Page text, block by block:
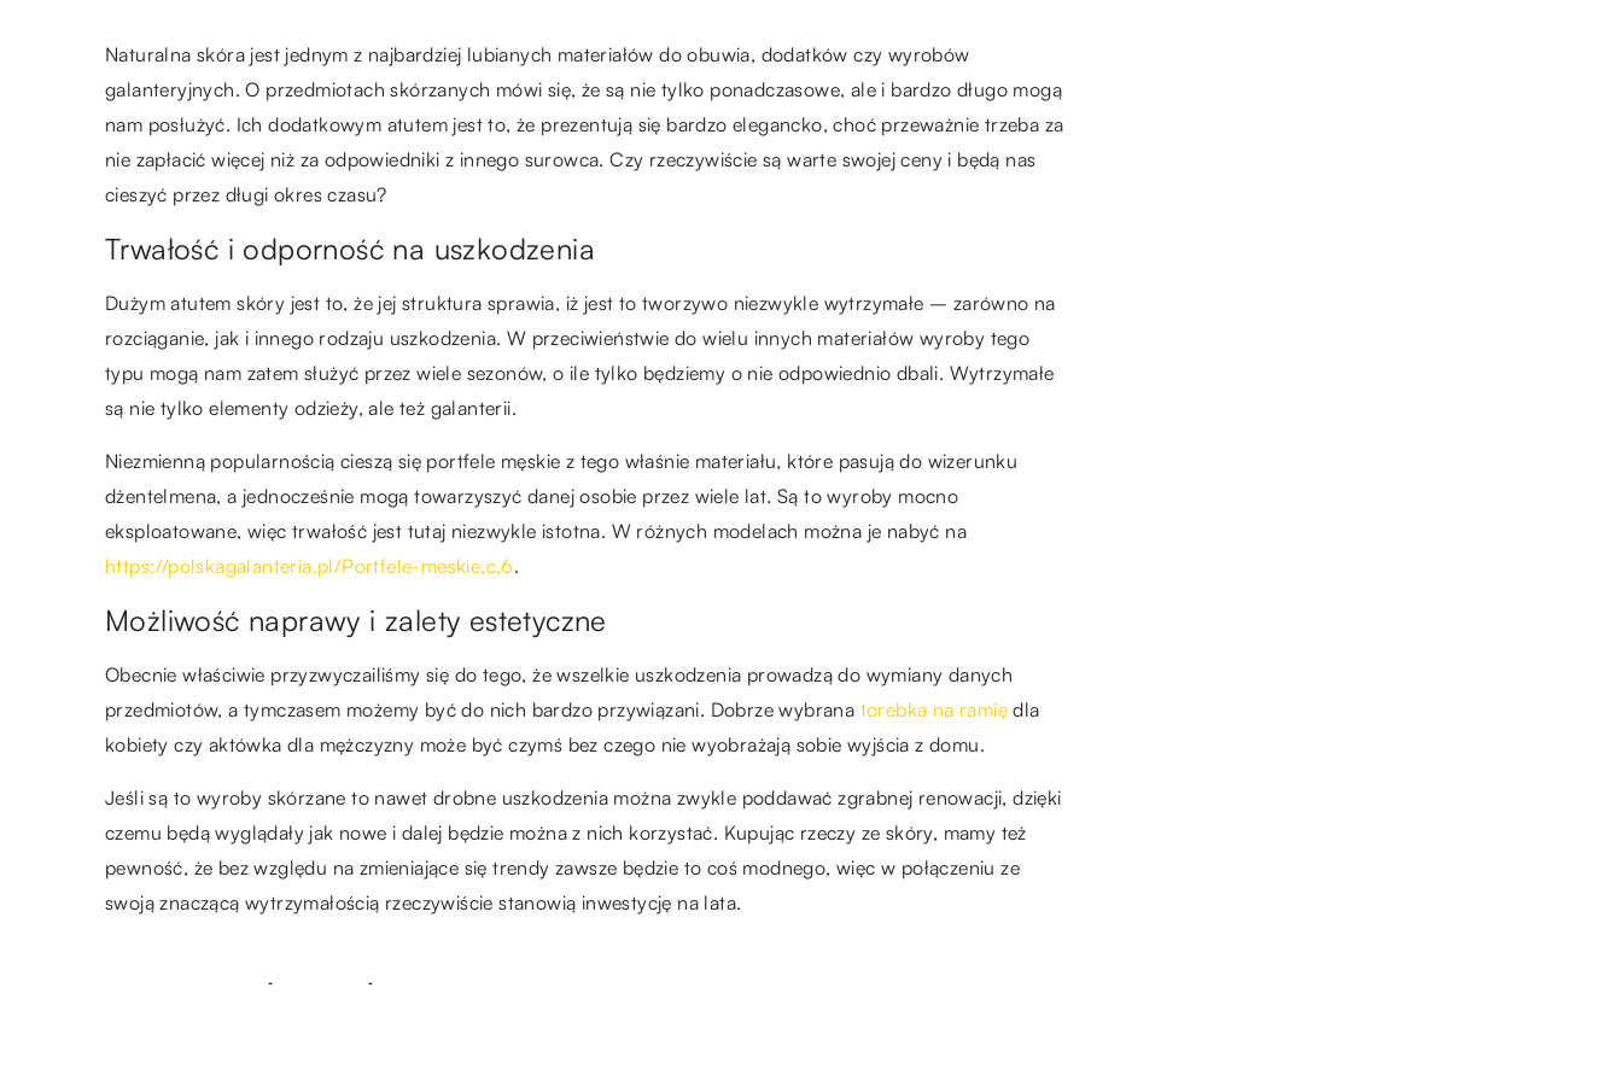
Naturalna skóra jest jednym z najbardziej lubianych materiałów do obuwia, dodatków czy wyrobów
galanteryjnych. O przedmiotach skórzanych mówi się, że są nie tylko ponadczasowe, ale i bardzo długo mogą
nam posłużyć. Ich dodatkowym atutem jest to, że prezentują się bardzo elegancko, choć przeważnie trzeba za
nie zapłacić więcej niż za odpowiedniki z innego surowca. Czy rzeczywiście są warte swojej ceny i będą nas
cieszyć przez długi okres czasu?
Trwałość i odporność na uszkodzenia
Dużym atutem skóry jest to, że jej struktura sprawia, iż jest to tworzywo niezwykle wytrzymałe – zarówno na
rozciąganie, jak i innego rodzaju uszkodzenia. W przeciwieństwie do wielu innych materiałów wyroby tego
typu mogą nam zatem służyć przez wiele sezonów, o ile tylko będziemy o nie odpowiednio dbali. Wytrzymałe
są nie tylko elementy odzieży, ale też galanterii.
Niezmienną popularnością cieszą się portfele męskie z tego właśnie materiału, które pasują do wizerunku
dżentelmena, a jednocześnie mogą towarzyszyć danej osobie przez wiele lat. Są to wyroby mocno
eksploatowane, więc trwałość jest tutaj niezwykle istotna. W różnych modelach można je nabyć na
https://polskagalanteria.pl/Portfele-meskie,c,6.
Możliwość naprawy i zalety estetyczne
Obecnie właściwie przyzwyczailiśmy się do tego, że wszelkie uszkodzenia prowadzą do wymiany danych
przedmiotów, a tymczasem możemy być do nich bardzo przywiązani. Dobrze wybrana torebka na ramię dla
kobiety czy aktówka dla mężczyzny może być czymś bez czego nie wyobrażają sobie wyjścia z domu.
Jeśli są to wyroby skórzane to nawet drobne uszkodzenia można zwykle poddawać zgrabnej renowacji, dzięki
czemu będą wyglądały jak nowe i dalej będzie można z nich korzystać. Kupując rzeczy ze skóry, mamy też
pewność, że bez względu na zmieniające się trendy zawsze będzie to coś modnego, więc w połączeniu ze
swoją znaczącą wytrzymałością rzeczywiście stanowią inwestycję na lata.